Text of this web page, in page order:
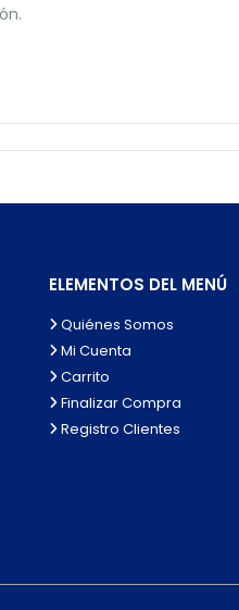
ELEMENTOS DEL MENÚ
Quiénes Somos
Mi Cuenta
Carrito
Finalizar Compra
Registro Clientes